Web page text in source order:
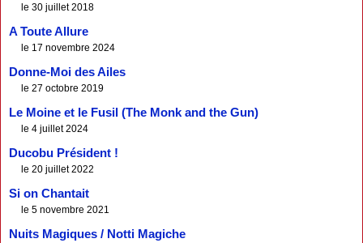
le 30 juillet 2018
A Toute Allure
le 17 novembre 2024
Donne-Moi des Ailes
le 27 octobre 2019
Le Moine et le Fusil (The Monk and the Gun)
le 4 juillet 2024
Ducobu Président !
le 20 juillet 2022
Si on Chantait
le 5 novembre 2021
Nuits Magiques / Notti Magiche